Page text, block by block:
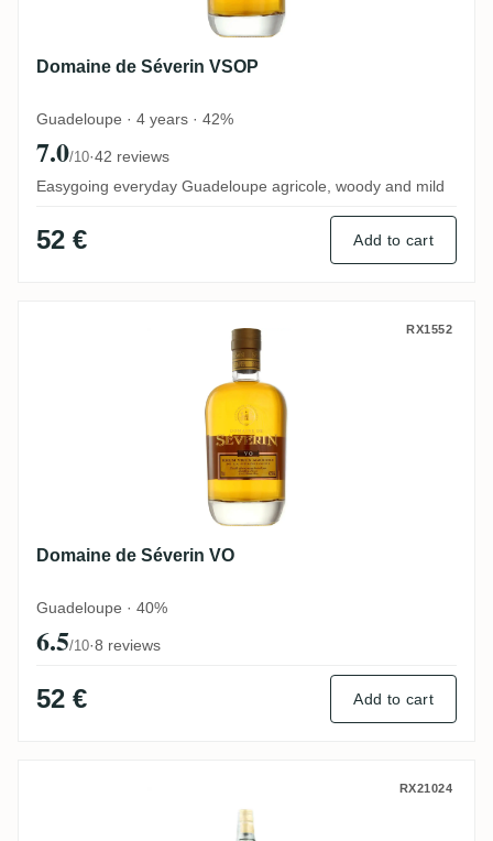
Domaine de Séverin VSOP
Guadeloupe · 4 years · 42%
7.0/10·42 reviews
Easygoing everyday Guadeloupe agricole, woody and mild
52 € Add to cart
Domaine de Séverin VO RX1552
Domaine de Séverin VO
Guadeloupe · 40%
6.5/10·8 reviews
52 € Add to cart
Domaine de Séverin Grand rhum du
RX21024